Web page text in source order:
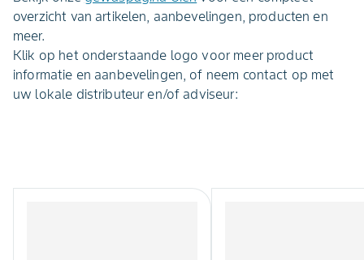
overzicht van artikelen, aanbevelingen, producten en
meer.
Klik op het onderstaande logo voor meer product
informatie en aanbevelingen, of neem contact op met
uw lokale distributeur en/of adviseur: